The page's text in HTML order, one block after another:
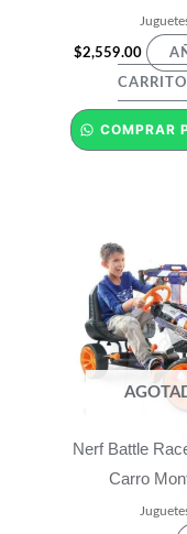
$2,559.00
CARRITO
Nerf Battle
Carro